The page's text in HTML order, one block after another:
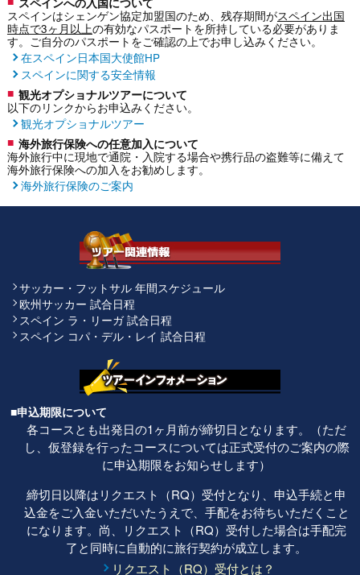
スペインはシェンゲン協定加盟国のため、残存期間がスペイン出国
時点で3ヶ月以上の有効なパスポートを所持している必要がありま
す。ご自分のパスポートをご確認の上でお申し込みください。
在スペイン日本国大使館HP
スペインに関する安全情報
観光オプショナルツアーについて
以下のリンクからお申込みください。
観光オプショナルツアー
海外旅行保険への任意加入について
海外旅行中に現地で通院・入院する場合や携行品の盗難等に備えて
海外旅行保険への加入をお勧めします。
海外旅行保険のご案内
サッカー・フットサル 年間スケジュール
欧州サッカー 試合日程
スペイン ラ・リーガ 試合日程
スペイン コパ・デル・レイ 試合日程
■申込期限について
各コースとも出発日の1ヶ月前が締切日となります。（ただ
し、仮登録を行ったコースについては正式受付のご案内の際
に申込期限をお知らせします）
締切日以降はリクエスト（RQ）受付となり、申込手続と申
込金をご入金いただいたうえで、手配をお待ちいただくこと
になります。尚、リクエスト（RQ）受付した場合は手配完
了と同時に自動的に旅行契約が成立します。
リクエスト（RQ）受付とは？